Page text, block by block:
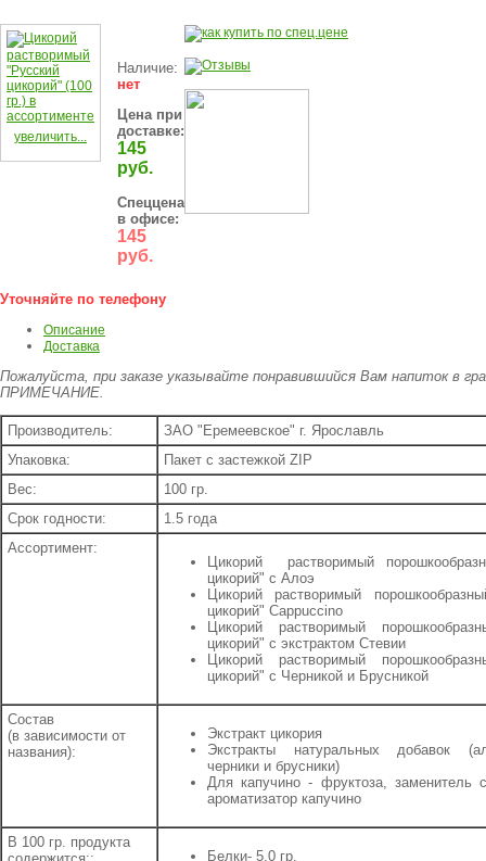
увеличить...
Наличие:
нет
Цена при
доставке:
145
руб.
Спеццена
в офисе:
145
руб.
Уточняйте по телефону
Описание
Доставка
Пожалуйста, при заказе указывайте понравившийся Вам напиток в
ПРИМЕЧАНИЕ.
Производитель:
ЗАО "Еремеевское" г. Ярославль
Упаковка:
Пакет с застежкой ZIP
Вес:
100 гр.
Срок годности:
1.5 года
Ассортимент:
Цикорий растворимый
цикорий" с Алоэ
Цикорий растворимый
цикорий" Cappuccino
Цикорий растворимый
цикорий" с экстрактом Стевии
Цикорий растворимый
цикорий" с Черникой и Брусникой
Состав
(в зависимости от
названия):
Экстракт цикория
Экстракты натуральных добавок
черники и брусники)
Для капучино - фруктоза, заменитель
ароматизатор капучино
В 100 гр. продукта
Белки- 5.0 гр.